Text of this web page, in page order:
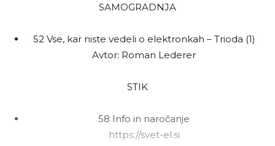
SAMOGRADNJA
52 Vse, kar niste vedeli o elektronkah – Trioda (1)
Avtor: Roman Lederer
STIK
58 Info in naročanje
https://svet-el.si